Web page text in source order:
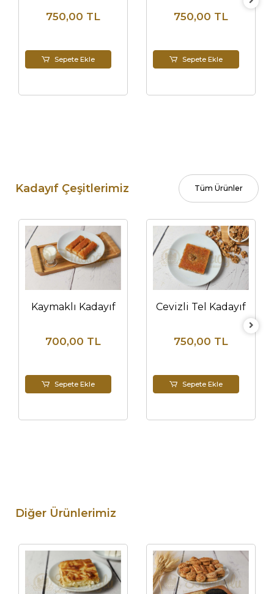
750,00 TL
Sepete Ekle
750,00 TL
Sepete Ekle
Kadayıf Çeşitlerimiz Tüm Ürünler
Kaymaklı Kadayıf
700,00 TL
Sepete Ekle
Cevizli Tel Kadayıf
750,00 TL
Sepete Ekle
Diğer Ürünlerimiz